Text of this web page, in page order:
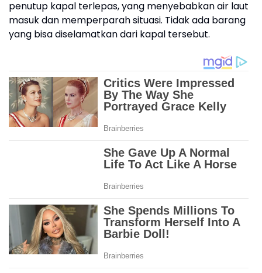
penutup kapal terlepas, yang menyebabkan air laut
masuk dan memperparah situasi. Tidak ada barang
yang bisa diselamatkan dari kapal tersebut.